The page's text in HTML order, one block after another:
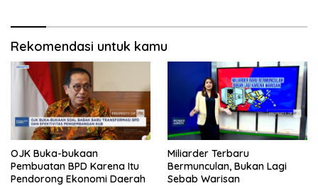
Rekomendasi untuk kamu
OJK Buka-bukaan
Pembuatan BPD Karena Itu
Pendorong Ekonomi Daerah
Miliarder Terbaru
Bermunculan, Bukan Lagi
Sebab Warisan